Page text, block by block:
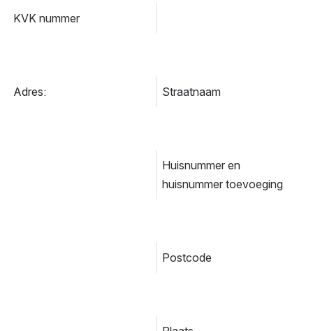
KVK nummer
Adres: Straatnaam
Huisnummer en
huisnummer toevoeging
Postcode